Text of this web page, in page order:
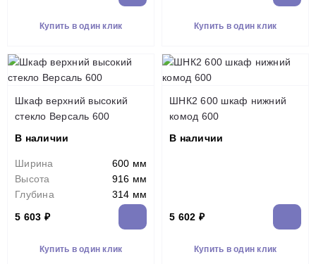
Купить в один клик Купить в один клик
Шкаф верхний высокий
стекло Версаль 600
В наличии
Ширина
600 мм
Высота
916 мм
Глубина
314 мм
5 603 ₽
Купить в один клик
ШНК2 600 шкаф нижний
комод 600
В наличии
5 602 ₽
Купить в один клик